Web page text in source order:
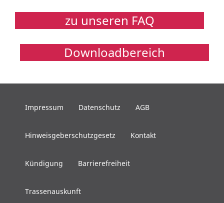
zu unseren FAQ
Downloadbereich
Impressum Datenschutz AGB
Hinweisgeberschutzgesetz Kontakt
Kündigung Barrierefreiheit
Trassenauskunft